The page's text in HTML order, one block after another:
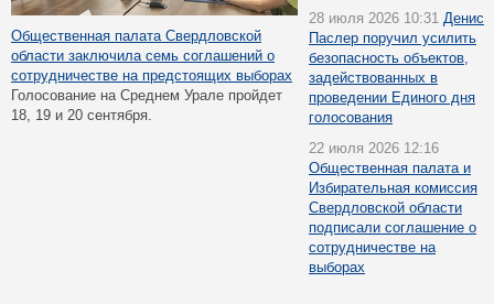
Общественная палата Свердловской
области заключила семь соглашений о
сотрудничестве на предстоящих выборах
Голосование на Среднем Урале пройдет
18, 19 и 20 сентября.
28 июля 2026 10:31 Денис
Паслер поручил усилить
безопасность объектов,
задействованных в
проведении Единого дня
голосования
22 июля 2026 12:16
Общественная палата и
Избирательная комиссия
Свердловской области
подписали соглашение о
сотрудничестве на
выборах